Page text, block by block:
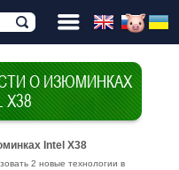
О ИЗЮМИНКАХ
X38
Intel X38
2 новые технологии в